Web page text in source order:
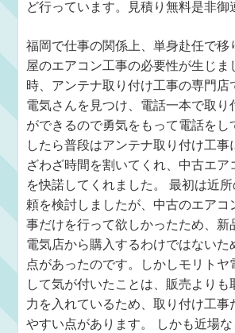
ど行っています。見積り無料是非御
福岡で仕事の関係上、単身赴任で移
屋のエアコン工事の必要性が生じま
時、アンテナ取り付け工事の専門店
電気さんを見つけ、電話一本で取り
ができるので勇気をもって電話をし
したら普段はアンテナ取り付け工事
ざわざ時間を割いてくれ、中古エア
を快諾してくれました。 最初は近
頼を検討しましたが、中古のエアコ
事だけを行って欲しかったため、新
電気店から購入するわけではないた
点があったのです。しかしモリトヤ
して気が付いたことは、販売よりも
力を入れているため、取り付け工事
やすい点があります。 しかも近場